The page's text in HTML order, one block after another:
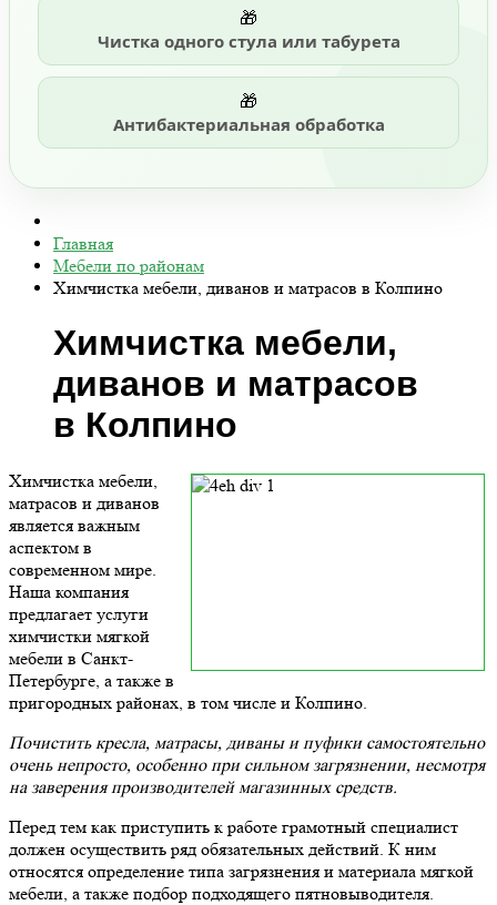
🎁
Чистка одного стула или табурета
🎁
Антибактериальная обработка
Главная
Мебели по районам
Химчистка мебели, диванов и матрасов в Колпино
Химчистка мебели,
диванов и матрасов
в Колпино
Химчистка мебели,
матрасов и диванов
является важным
аспектом в
современном мире.
Наша компания
предлагает услуги
химчистки мягкой
мебели в Санкт-
Петербурге, а также в
пригородных районах, в том числе и Колпино.
Почистить кресла, матрасы, диваны и пуфики самостоятельно
очень непросто, особенно при сильном загрязнении, несмотря
на заверения производителей магазинных средств.
Перед тем как приступить к работе грамотный специалист
должен осуществить ряд обязательных действий. К ним
относятся определение типа загрязнения и материала мягкой
мебели, а также подбор подходящего пятновыводителя.